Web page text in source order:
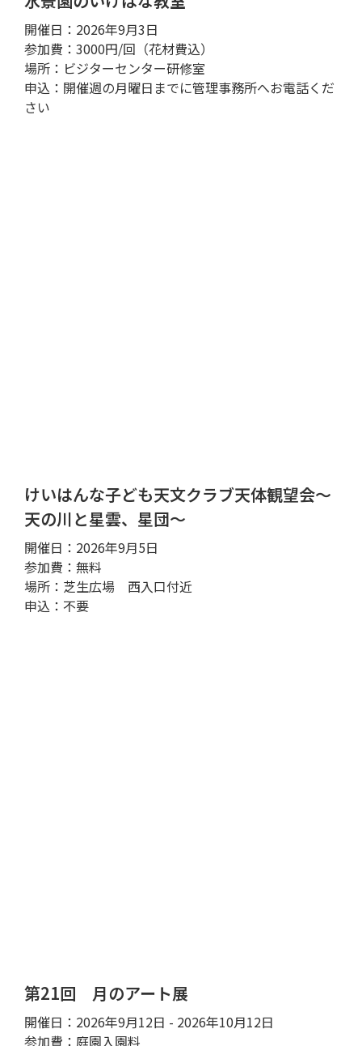
開催日：2026年9月3日
参加費：3000円/回（花材費込）
場所：ビジターセンター研修室
申込：開催週の月曜日までに管理事務所へお電話くだ
さい
けいはんな子ども天文クラブ天体観望会～
天の川と星雲、星団～
開催日：2026年9月5日
参加費：無料
場所：芝生広場 西入口付近
申込：不要
第21回 月のアート展
開催日：2026年9月12日 - 2026年10月12日
参加費：庭園入園料